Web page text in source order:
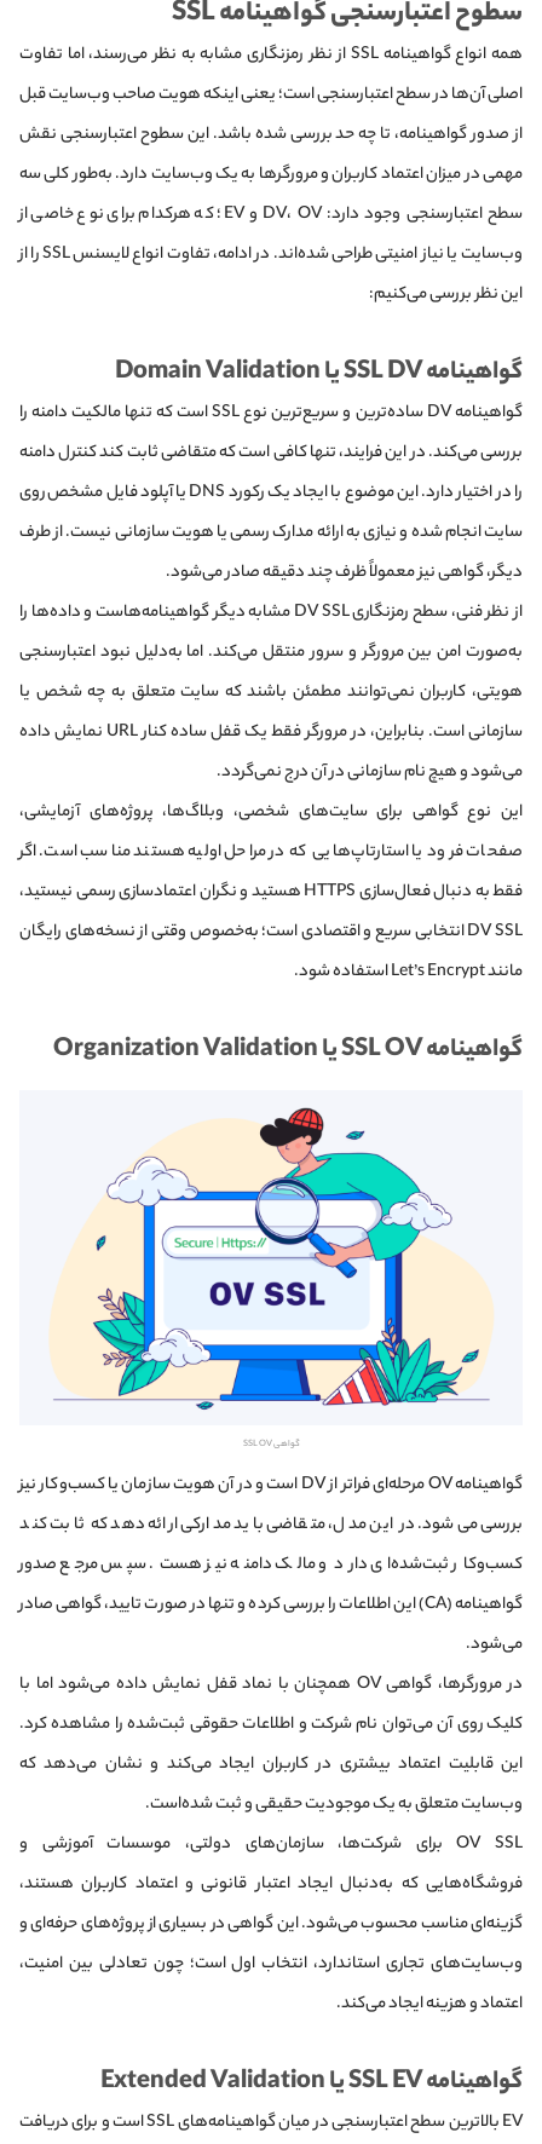
سطوح اعتبارسنجی گواهینامه SSL
همه انواع گواهینامه SSL از نظر رمزنگاری مشابه به نظر می‌رسند، اما تفاوت
اصلی آن‌ها در سطح اعتبارسنجی است؛ یعنی اینکه هویت صاحب وب‌سایت قبل
از صدور گواهینامه، تا چه حد بررسی شده باشد. این سطوح اعتبارسنجی نقش
مهمی در میزان اعتماد کاربران و مرورگرها به یک وب‌سایت دارد. به‌طور کلی سه
سطح اعتبارسنجی وجود دارد: DV، OV و EV؛ که هرکدام برای نوع خاصی از
وب‌سایت یا نیاز امنیتی طراحی شده‌اند. در ادامه، تفاوت‌ انواع لایسنس SSL را از
این نظر بررسی می‌کنیم:
گواهینامه SSL DV یا Domain Validation
گواهینامه DV ساده‌ترین و سریع‌ترین نوع SSL است که تنها مالکیت دامنه را
بررسی می‌کند. در این فرایند، تنها کافی است که متقاضی ثابت کند کنترل دامنه
را در اختیار دارد. این موضوع با ایجاد یک رکورد DNS یا آپلود فایل مشخص روی
سایت انجام شده و نیازی به ارائه مدارک رسمی یا هویت سازمانی نیست. از طرف
دیگر، گواهی نیز معمولاً ظرف چند دقیقه صادر می‌شود.
از نظر فنی، سطح رمزنگاری DV SSL مشابه دیگر گواهینامه‌هاست و داده‌ها را
به‌صورت امن بین مرورگر و سرور منتقل می‌کند. اما به‌دلیل نبود اعتبارسنجی
هویتی، کاربران نمی‌توانند مطمئن باشند که سایت متعلق به چه شخص یا
سازمانی است. بنابراین، در مرورگر فقط یک قفل ساده کنار URL نمایش داده
می‌شود و هیچ نام سازمانی در آن درج نمی‌گردد.
این نوع گواهی برای سایت‌های شخصی، وبلاگ‌ها، پروژه‌های آزمایشی،
صفحات فرود یا استارتاپ‌هایی که در مراحل اولیه هستند مناسب است. اگر
فقط به دنبال فعال‌سازی HTTPS هستید و نگران اعتمادسازی رسمی نیستید،
DV SSL انتخابی سریع و اقتصادی است؛ به‌خصوص وقتی از نسخه‌های رایگان
مانند Let’s Encrypt استفاده شود.
گواهینامه SSL OV یا Organization Validation
گواهی SSL OV
گواهینامه OV مرحله‌ای فراتر از DV است و در آن هویت سازمان یا کسب‌وکار نیز
بررسی می‌شود. در این مدل، متقاضی باید مدارکی ارائه دهد که ثابت کند
کسب‌وکار ثبت‌شده‌ای دارد و مالک دامنه نیز هست. سپس مرجع صدور
گواهینامه (CA) این اطلاعات را بررسی کرده و تنها در صورت تایید، گواهی صادر
می‌شود.
در مرورگرها، گواهی OV همچنان با نماد قفل نمایش داده می‌شود اما با
کلیک روی آن می‌توان نام شرکت و اطلاعات حقوقی ثبت‌شده را مشاهده کرد.
این قابلیت اعتماد بیشتری در کاربران ایجاد می‌کند و نشان می‌دهد که
وب‌سایت متعلق به یک موجودیت حقیقی و ثبت‌ شده‌است.
OV SSL برای شرکت‌ها، سازمان‌های دولتی، موسسات آموزشی و
فروشگاه‌هایی که به‌دنبال ایجاد اعتبار قانونی و اعتماد کاربران هستند،
گزینه‌ای مناسب محسوب می‌شود. این گواهی در بسیاری از پروژه‌های حرفه‌ای و
وب‌سایت‌های تجاری استاندارد، انتخاب اول است؛ چون تعادلی بین امنیت،
اعتماد و هزینه ایجاد می‌کند.
گواهینامه SSL EV یا Extended Validation
EV بالاترین سطح اعتبارسنجی در میان گواهینامه‌های SSL است و برای دریافت